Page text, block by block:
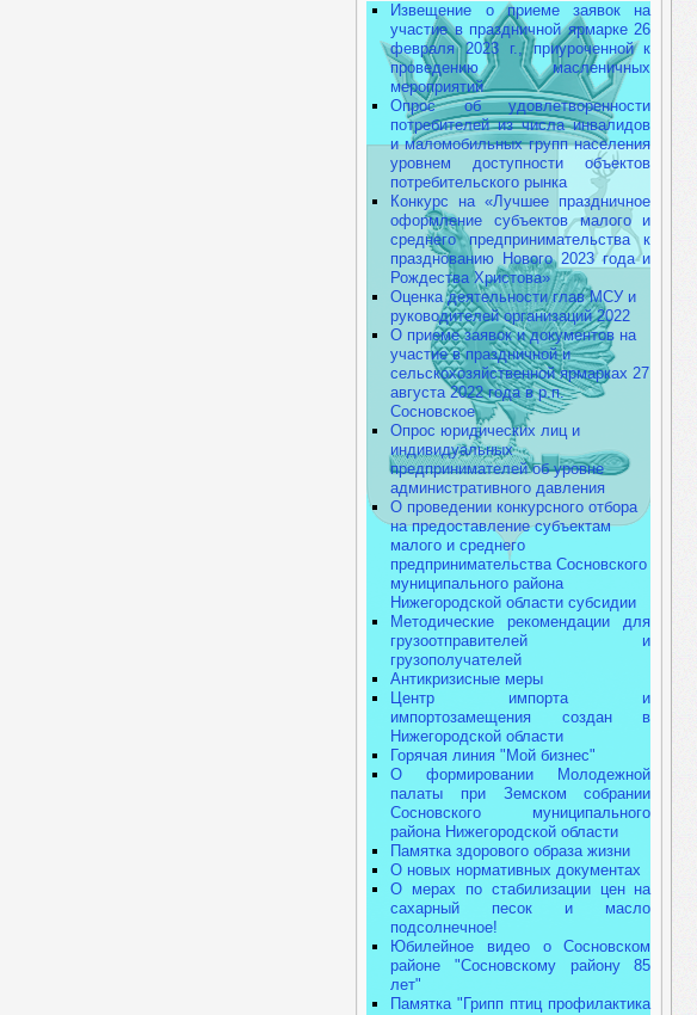
Извещение о приеме заявок на
участие в праздничной ярмарке 26
февраля 2023 г., приуроченной к
проведению масленичных
мероприятий
Опрос об удовлетворенности
потребителей из числа инвалидов
и маломобильных групп населения
уровнем доступности объектов
потребительского рынка
Конкурс на «Лучшее праздничное
оформление субъектов малого и
среднего предпринимательства к
празднованию Нового 2023 года и
Рождества Христова»
Оценка деятельности глав МСУ и
руководителей организаций 2022
О приеме заявок и документов на
участие в праздничной и
сельскохозяйственной ярмарках 27
августа 2022 года в р.п.
Сосновское
Опрос юридических лиц и
индивидуальных
предпринимателей об уровне
административного давления
О проведении конкурсного отбора
на предоставление субъектам
малого и среднего
предпринимательства Сосновского
муниципального района
Нижегородской области субсидии
Методические рекомендации для
грузоотправителей и
грузополучателей
Антикризисные меры
Центр импорта и
импортозамещения создан в
Нижегородской области
Горячая линия "Мой бизнес"
О формировании Молодежной
палаты при Земском собрании
Сосновского муниципального
района Нижегородской области
Памятка здорового образа жизни
О новых нормативных документах
О мерах по стабилизации цен на
сахарный песок и масло
подсолнечное!
Юбилейное видео о Сосновском
районе "Сосновскому району 85
лет"
Памятка "Грипп птиц профилактика